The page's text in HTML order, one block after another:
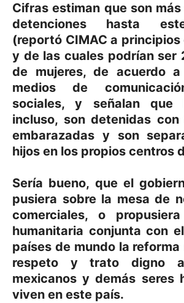
Cifras estiman que son
detenciones hasta
(reportó CIMAC a principios
y de las cuales podrían ser
de mujeres, de acuerdo
medios de
sociales, y señalan que
incluso, son detenidas
embarazadas y son
hijos en los propios centros
Sería bueno, que el
pusiera sobre la mesa de
comerciales, o
humanitaria conjunta con
países de mundo la
respeto y trato digno
mexicanos y demás seres
viven en este país.